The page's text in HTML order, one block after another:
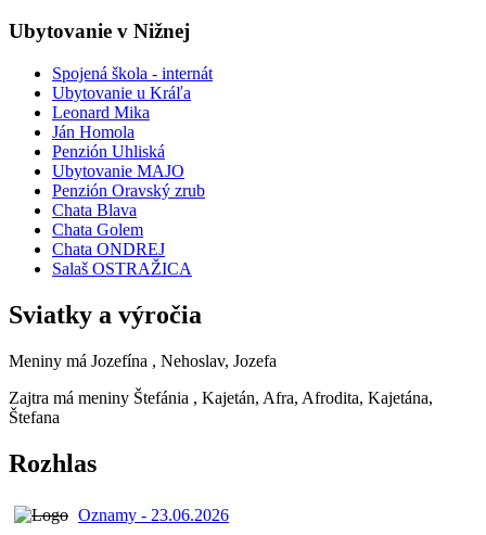
Ubytovanie v Nižnej
Spojená škola - internát
Ubytovanie u Kráľa
Leonard Mika
Ján Homola
Penzión Uhliská
Ubytovanie MAJO
Penzión Oravský zrub
Chata Blava
Chata Golem
Chata ONDREJ
Salaš OSTRAŽICA
Sviatky a výročia
Meniny má Jozefína , Nehoslav, Jozefa
Zajtra má meniny Štefánia , Kajetán, Afra, Afrodita, Kajetána,
Štefana
Rozhlas
Oznamy - 23.06.2026